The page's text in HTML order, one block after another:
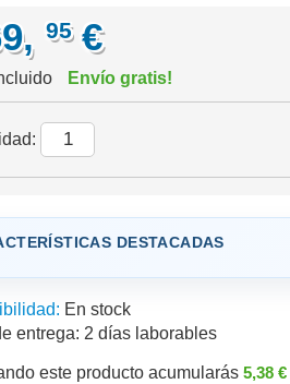
95 €
Envío gratis!
DESTACADAS
En stock
entrega: 2 días laborables
este producto acumularás 5,38 €